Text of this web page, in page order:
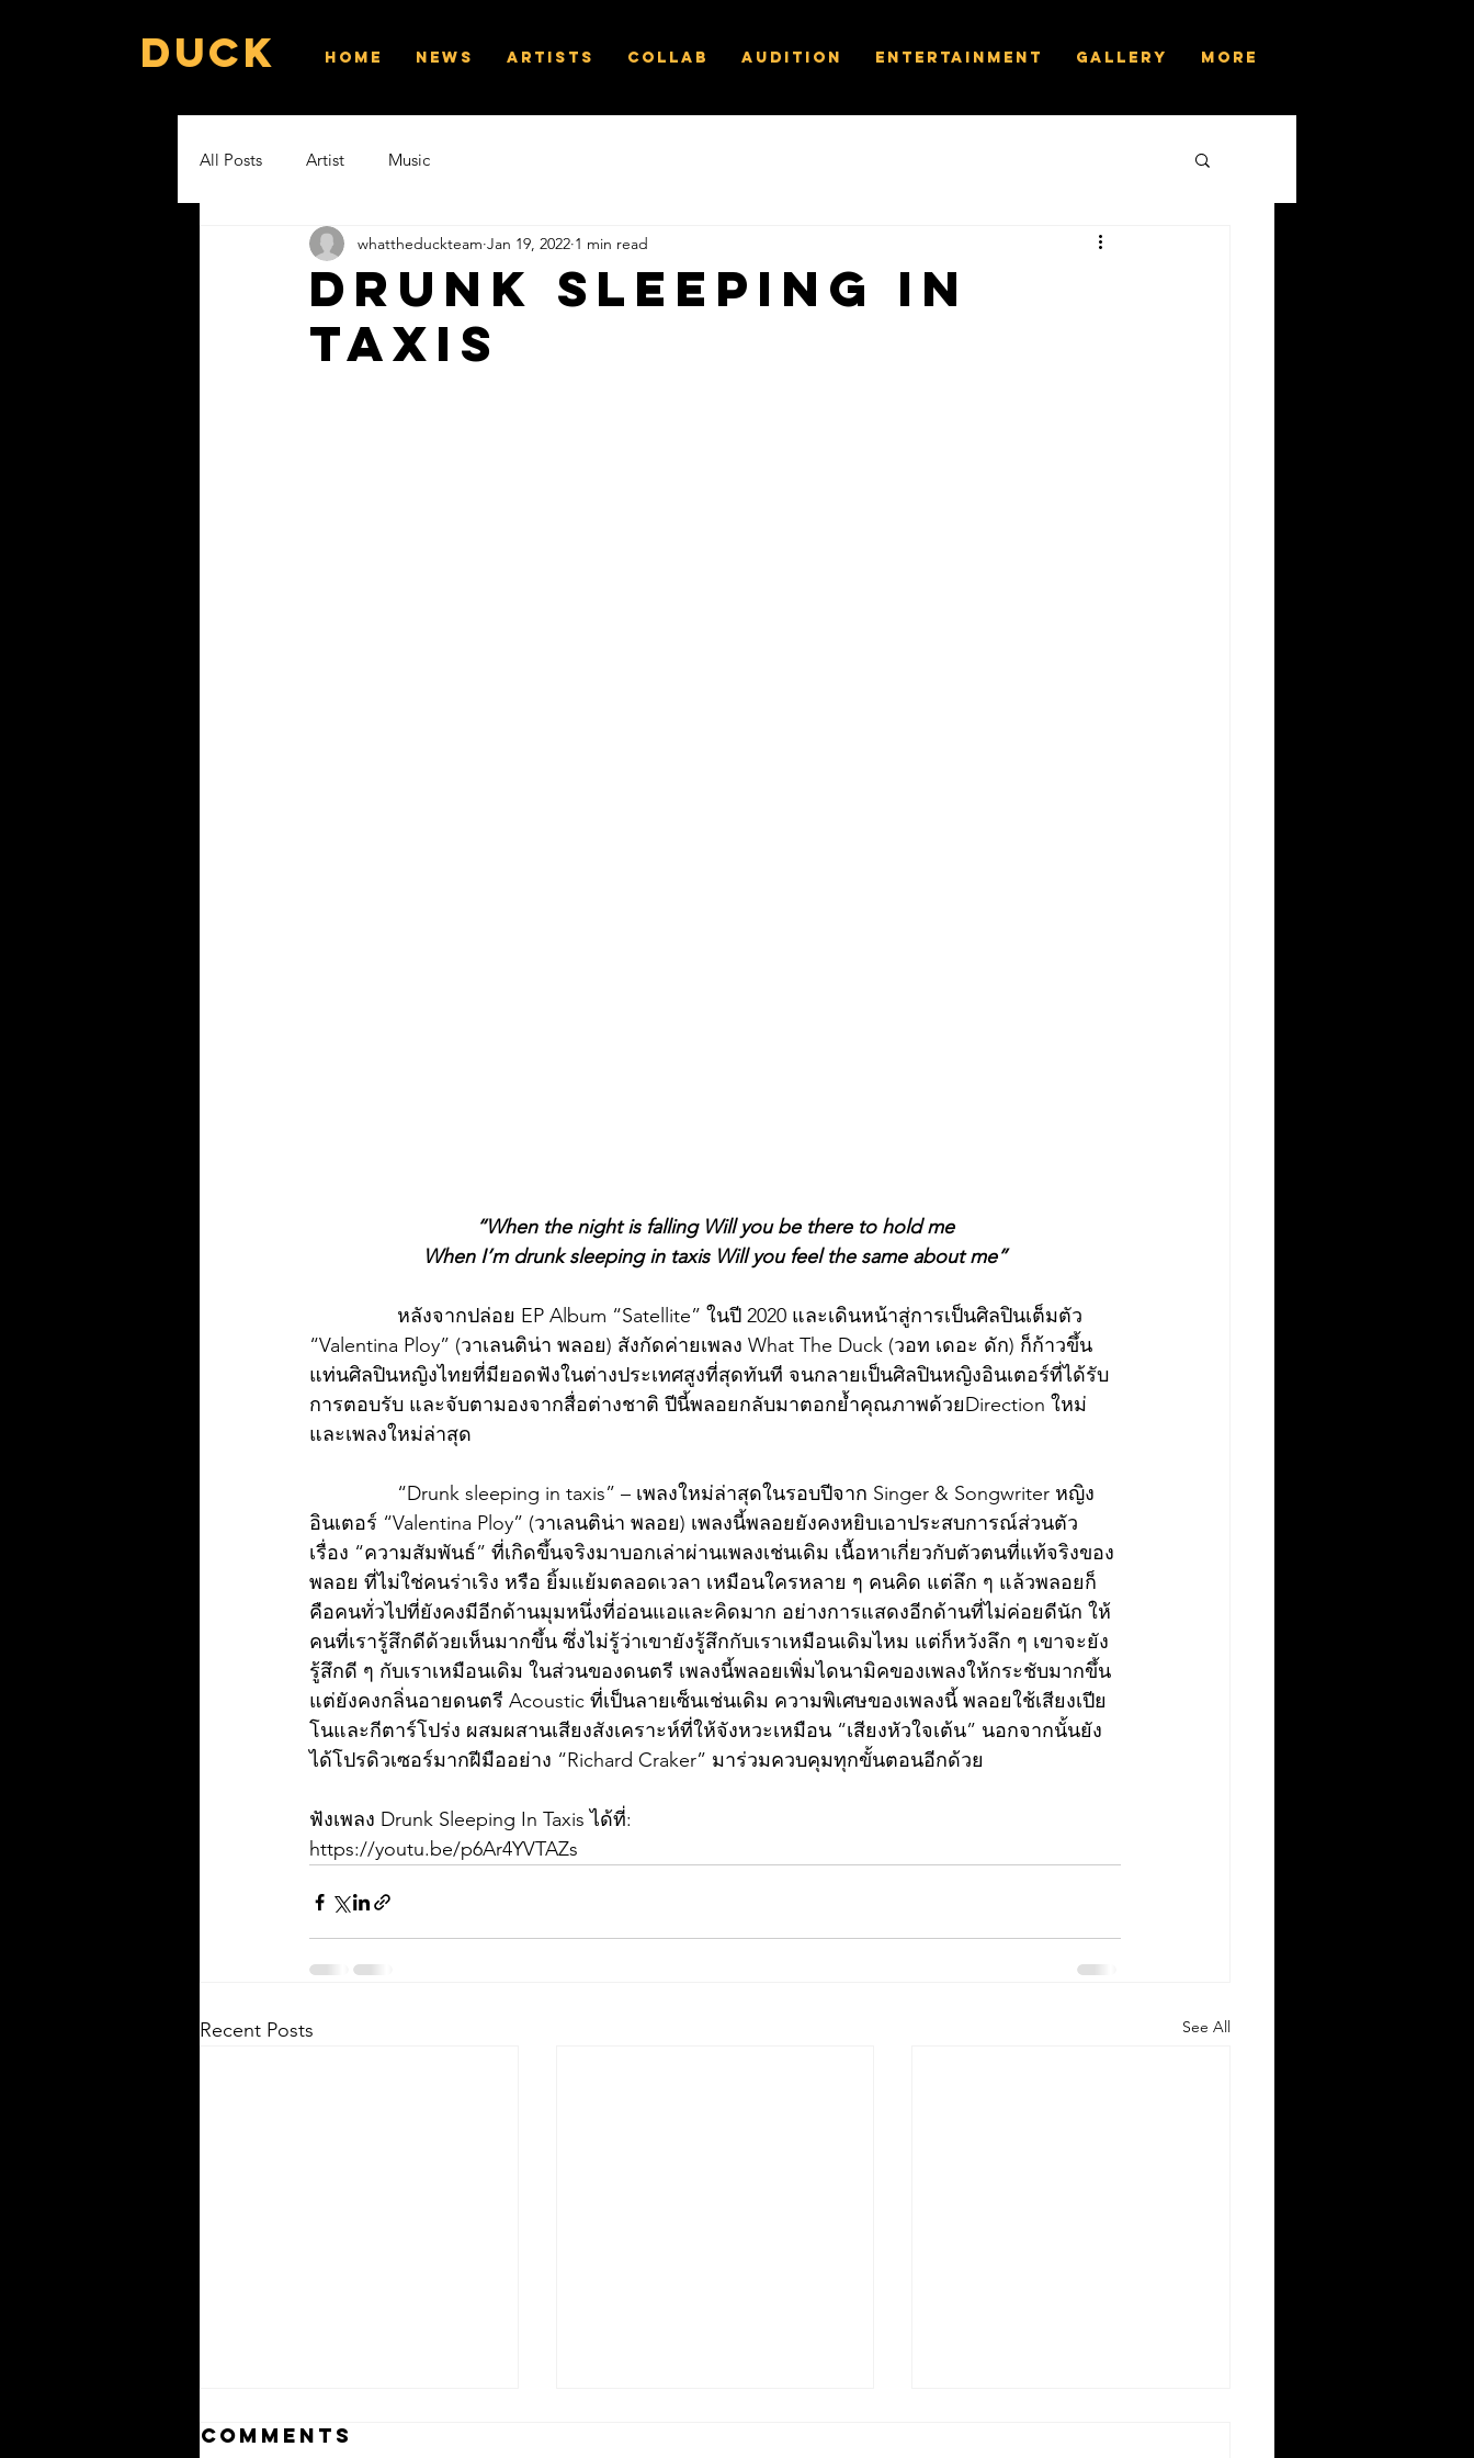
Duck Home News Artists Collab Audition Entertainment Gallery More
All Posts Artist Music
Drunk Sleeping In
Taxis
whattheduckteam Jan 19, 2022 1 min read
“When the night is falling Will you be there to hold me
When I’m drunk sleeping in taxis Will you feel the same about me”
“Valentina Ploy” (วาเลนติน่า พลอย) สังกัดค่ายเพลง What The Duck (วอท เดอะ ดัก) ก็ก้าวขึ้น
แท่นศิลปินหญิงไทยที่มียอดฟังในต่างประเทศสูงที่สุดทันที จนกลายเป็นศิลปินหญิงอินเตอร์ที่ได้รับ
การตอบรับ และจับตามองจากสื่อต่างชาติ ปีนี้พลอยกลับมาตอกย้ำคุณภาพด้วยDirection ใหม่
และเพลงใหม่ล่าสุด
อินเตอร์ “Valentina Ploy” (วาเลนติน่า พลอย) เพลงนี้พลอยยังคงหยิบเอาประสบการณ์ส่วนตัว
เรื่อง “ความสัมพันธ์” ที่เกิดขึ้นจริงมาบอกเล่าผ่านเพลงเช่นเดิม เนื้อหาเกี่ยวกับตัวตนที่แท้จริงของ
พลอย ที่ไม่ใช่คนร่าเริง หรือ ยิ้มแย้มตลอดเวลา เหมือนใครหลาย ๆ คนคิด แต่ลึก ๆ แล้วพลอยก็
คือคนทั่วไปที่ยังคงมีอีกด้านมุมหนึ่งที่อ่อนแอและคิดมาก อย่างการแสดงอีกด้านที่ไม่ค่อยดีนัก ให้
คนที่เรารู้สึกดีด้วยเห็นมากขึ้น ซึ่งไม่รู้ว่าเขายังรู้สึกกับเราเหมือนเดิมไหม แต่ก็หวังลึก ๆ เขาจะยัง
รู้สึกดี ๆ กับเราเหมือนเดิม ในส่วนของดนตรี เพลงนี้พลอยเพิ่มไดนามิคของเพลงให้กระชับมากขึ้น
แต่ยังคงกลิ่นอายดนตรี Acoustic ที่เป็นลายเซ็นเช่นเดิม ความพิเศษของเพลงนี้ พลอยใช้เสียงเปีย
โนและกีตาร์โปร่ง ผสมผสานเสียงสังเคราะห์ที่ให้จังหวะเหมือน “เสียงหัวใจเต้น” นอกจากนั้นยัง
ได้โปรดิวเซอร์มากฝีมืออย่าง “Richard Craker” มาร่วมควบคุมทุกขั้นตอนอีกด้วย
ฟังเพลง Drunk Sleeping In Taxis ได้ที่:
https://youtu.be/p6Ar4YVTAZs
Recent Posts See All
Comments